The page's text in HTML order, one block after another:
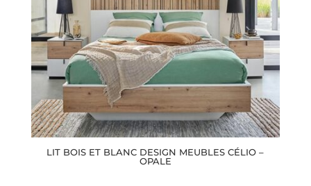
LIT BOIS ET BLANC DESIGN MEUBLES CÉLIO –
OPALE